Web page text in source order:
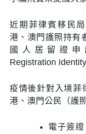
近期菲律賓移民
港、澳門護照持有
國人居留證申
Registration
疫情後針對入境菲
港、澳門公民（護
電子簽